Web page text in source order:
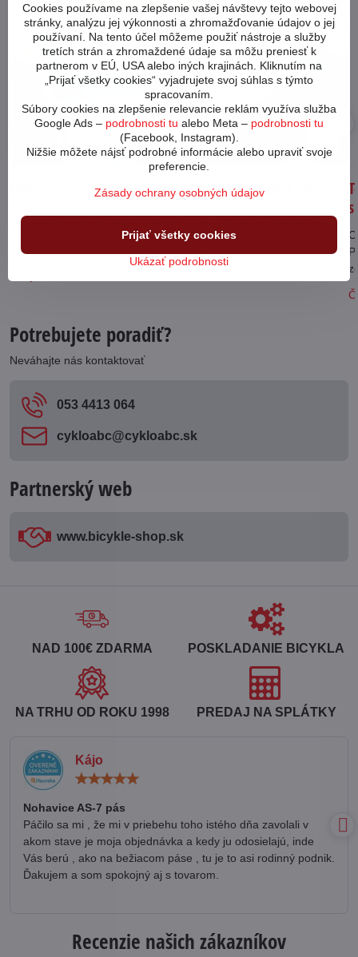
25
11/24
Odpružená sedlovka na bicykel - zlepší komfort jazdy?
Mať špičkový bicykel, či elektrobicykel je super, avšak cítiť sa na
ňom komfortne je ešte dôležitejšie. Pozrieme sa na to, čo dokážu
stále populárnejšie odpružené sedlovky.
Potrebujete poradiť?
Neváhajte nás kontaktovať
053 4413 064
cykloabc​@cykloabc​.sk
Partnerský web
www​.bicykle-shop​.sk
NAD 100€ ZDARMA POSKLADANIE BICYKLA
NA TRHU OD ROKU 1998 PREDAJ NA SPLÁTKY
Kájo
Nohavice AS-7 pás
Páčilo sa mi , že mi v priebehu toho istého dňa zavolali v
akom stave je moja objednávka a kedy ju odosielajú, inde
Vás berú , ako na bežiacom páse , tu je to asi rodinný podnik.
Ďakujem a som spokojný aj s tovarom.
Recenzie našich zákazníkov
Cookies používame na zlepšenie vašej návštevy tejto webovej
stránky, analýzu jej výkonnosti a zhromažďovanie údajov o jej
používaní. Na tento účel môžeme použiť nástroje a služby
tretích strán a zhromaždené údaje sa môžu preniesť k
partnerom v EÚ, USA alebo iných krajinách. Kliknutím na
„Prijať všetky cookies“ vyjadrujete svoj súhlas s týmto
spracovaním.
Súbory cookies na zlepšenie relevancie reklám využíva služba
Google Ads – podrobnosti tu alebo Meta – podrobnosti tu
(Facebook, Instagram).
Nižšie môžete nájsť podrobné informácie alebo upraviť svoje
preferencie.
Zásady ochrany osobných údajov
Ukázať podrobnosti
Prijať všetky cookies